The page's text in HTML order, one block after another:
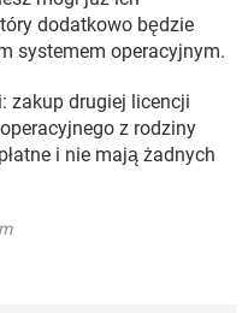
dodatkowo będzie
systemem operacyjnym.
zakup drugiej licencji
z rodziny
i nie mają żadnych